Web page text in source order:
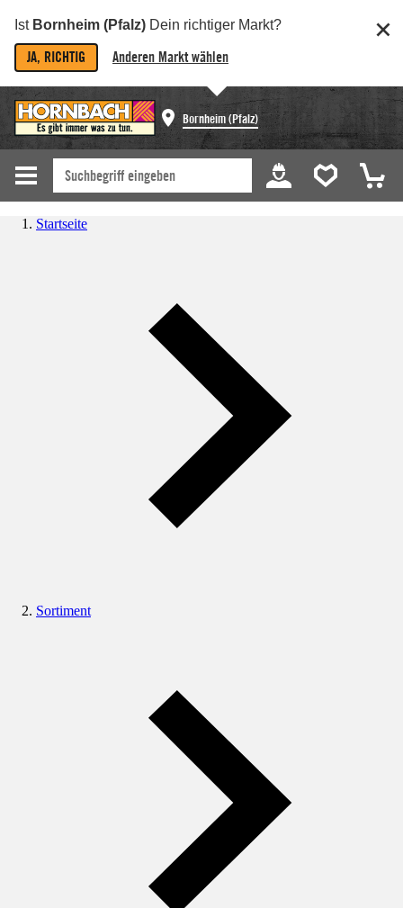
Ist Bornheim (Pfalz) Dein richtiger Markt?
JA, RICHTIG Anderen Markt wählen
Bornheim (Pfalz)
Startseite
Sortiment